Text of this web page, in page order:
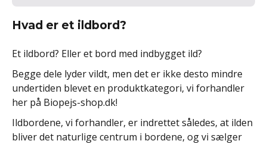
Hvad er et ildbord?
Et ildbord? Eller et bord med indbygget ild?
Begge dele lyder vildt, men det er ikke desto mindre
undertiden blevet en produktkategori, vi forhandler
her på Biopejs-shop.dk!
Ildbordene, vi forhandler, er indrettet således, at ilden
bliver det naturlige centrum i bordene, og vi sælger